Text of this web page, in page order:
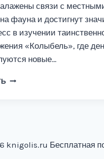
связи с
фауна и достигнут
в изучении
«Колыбель», где
новые…
МАГЕЛЛАН
knigolis.ru Бесплатная